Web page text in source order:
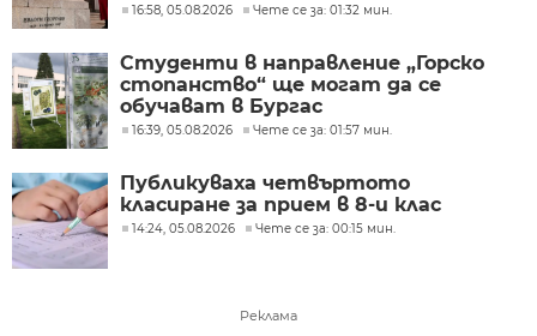
16:58, 05.08.2026 Чете се за: 01:32 мин.
Студенти в направление „Горско
стопанство“ ще могат да се
обучават в Бургас
16:39, 05.08.2026 Чете се за: 01:57 мин.
Публикуваха четвъртото
класиране за прием в 8-и клас
14:24, 05.08.2026 Чете се за: 00:15 мин.
Реклама